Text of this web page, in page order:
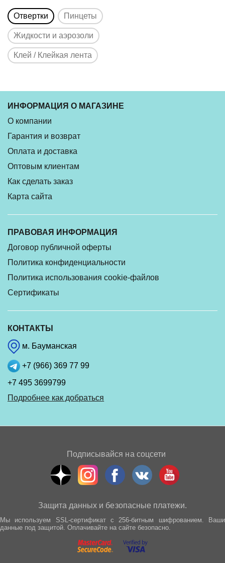
Отвертки Пинцеты
Жидкости и аэрозоли
Клей / Клейкая лента
ИНФОРМАЦИЯ О МАГАЗИНЕ
О компании
Гарантия и возврат
Оплата и доставка
Оптовым клиентам
Как сделать заказ
Карта сайта
ПРАВОВАЯ ИНФОРМАЦИЯ
Договор публичной оферты
Политика конфиденциальности
Политика использования cookie-файлов
Сертификаты
КОНТАКТЫ
м. Бауманская
+7 (966) 369 77 99
+7 495 3699799
Подробнее как добраться
Подписывайся на соцсети
Защита данных и безопасные платежи.
Мы используем SSL-сертификат с 256-битным шифрованием. Ваши
данные под защитой. Оплачивайте на сайте безопасно.